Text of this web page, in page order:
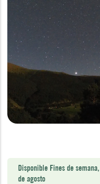
Disponible Fines de
de agosto